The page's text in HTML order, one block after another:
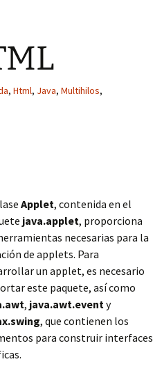
, Html, Java, Multihilos,
Applet, contenida en el
java.applet, proporciona
necesarias para la
de applets. Para
un applet, es necesario
este paquete, así como
, java.awt.eventy
, que contienen los
para construir interfaces